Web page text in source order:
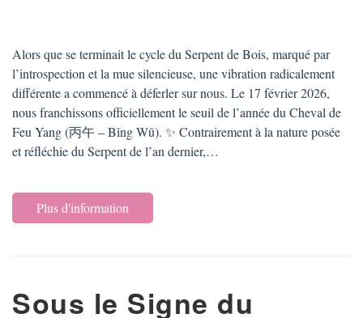
Alors que se terminait le cycle du Serpent de Bois, marqué par
l’introspection et la mue silencieuse, une vibration radicalement
différente a commencé à déferler sur nous. Le 17 février 2026,
nous franchissons officiellement le seuil de l’année du Cheval de
Feu Yang (丙午 – Bǐng Wǔ). ✨ Contrairement à la nature posée
et réfléchie du Serpent de l’an dernier,…
Plus d'information
Sous le Signe du